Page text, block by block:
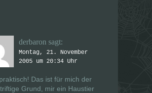
derbaron sagt:
Montag, 21. November
2005 um 20:34 Uhr
Das ist für mich der
Grund, mir ein Haustier